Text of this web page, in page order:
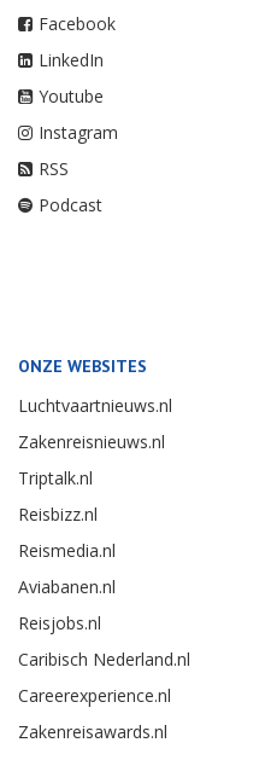
Facebook
LinkedIn
Youtube
Instagram
RSS
Podcast
ONZE WEBSITES
Luchtvaartnieuws.nl
Zakenreisnieuws.nl
Triptalk.nl
Reisbizz.nl
Reismedia.nl
Aviabanen.nl
Reisjobs.nl
Caribisch Nederland.nl
Careerexperience.nl
Zakenreisawards.nl